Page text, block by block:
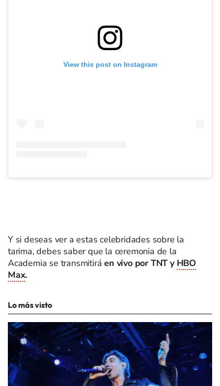
View this post on Instagram
Y si deseas ver a estas celebridades sobre la
tarima, debes saber que la ceremonia de la
Academia se transmitiráen vivo por TNT y HBO
Max.
Lo más visto